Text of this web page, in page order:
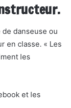
danseuse ou
en classe. « Les
les
et les